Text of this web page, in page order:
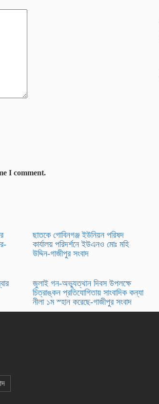
I comment.
ছাতকে গোবিনগঞ্জ ইউনিয়ন পরিষদ
কার্যালয় পরিদর্শনে ইউএনও মোঃ মহি
উদ্দিন-গাজীপুর সংবাদ
জুলাই গন-অভ্যুত্থান দিবস উপলক্ষে
চিত্রাঙ্কন প্রতিযোগিতায় সাংবাদিক কন্যা
নীলা ১ম স্হান করেছে-গাজীপুর সংবাদ